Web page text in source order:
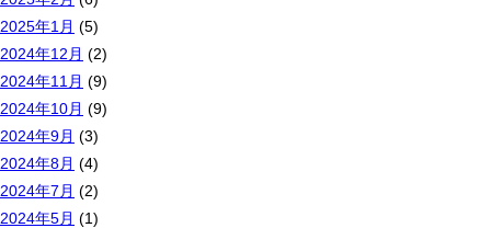
2025年1月 (5)
2024年12月 (2)
2024年11月 (9)
2024年10月 (9)
2024年9月 (3)
2024年8月 (4)
2024年7月 (2)
2024年5月 (1)